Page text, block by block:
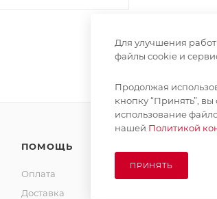
ПОМОЩЬ
Оплата
Доставка
Для улучшения
файлы cookie и
Продолжая
кнопку “Принять”, вы
использование
нашей Политикой
ПРИНЯТЬ